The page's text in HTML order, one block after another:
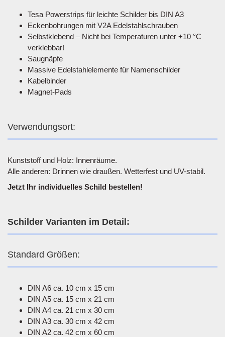
Tesa Powerstrips für leichte Schilder bis DIN A3
Eckenbohrungen mit V2A Edelstahlschrauben
Selbstklebend – Nicht bei Temperaturen unter +10 °C
verklebbar!
Saugnäpfe
Massive Edelstahlelemente für Namenschilder
Kabelbinder
Magnet-Pads
Verwendungsort:
Kunststoff und Holz: Innenräume.
Alle anderen: Drinnen wie draußen. Wetterfest und UV-stabil.
Jetzt Ihr individuelles Schild bestellen!
Schilder Varianten im Detail:
Standard Größen:
DIN A6 ca. 10 cm x 15 cm
DIN A5 ca. 15 cm x 21 cm
DIN A4 ca. 21 cm x 30 cm
DIN A3 ca. 30 cm x 42 cm
DIN A2 ca. 42 cm x 60 cm